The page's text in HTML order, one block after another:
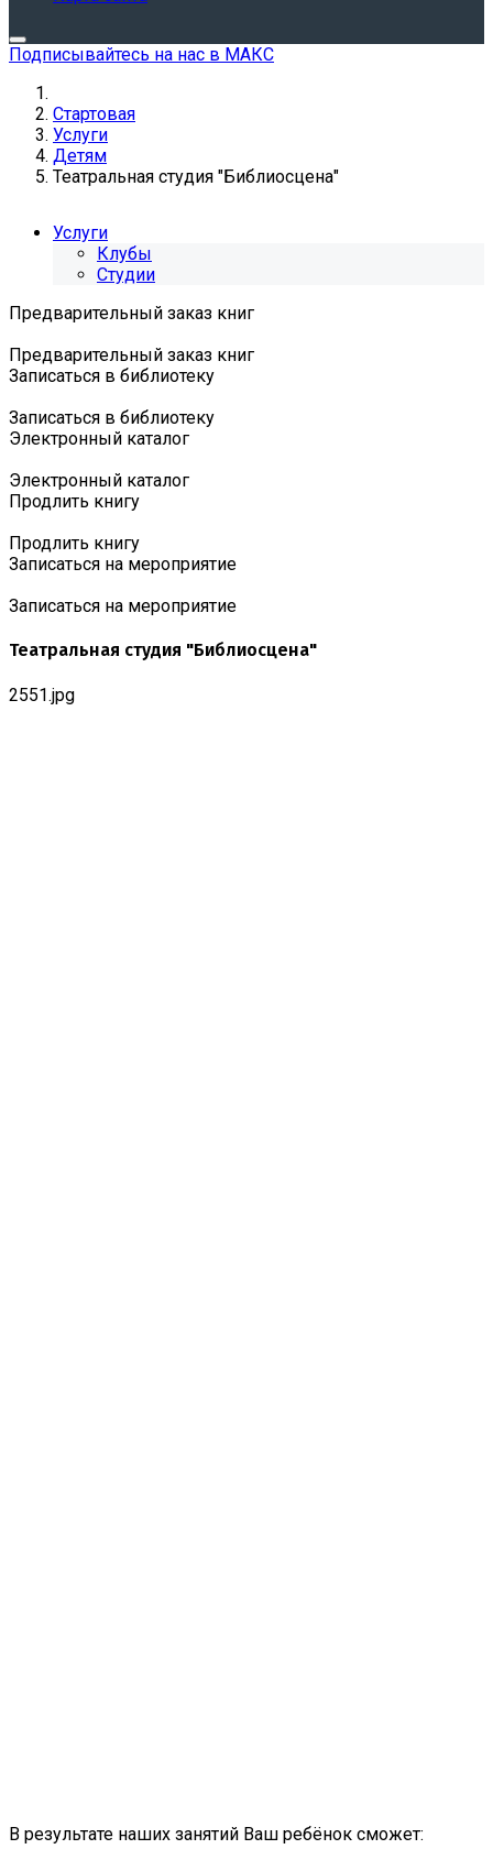
Подписывайтесь на нас в МАКС
Стартовая
Услуги
Детям
Театральная студия "Библиосцена"
Услуги
Клубы
Студии
Предварительный заказ книг
Предварительный заказ книг
Записаться в библиотеку
Записаться в библиотеку
Электронный каталог
Электронный каталог
Продлить книгу
Продлить книгу
Записаться на мероприятие
Записаться на мероприятие
Театральная студия "Библиосцена"
2551.jpg
В результате наших занятий Ваш ребёнок сможет: